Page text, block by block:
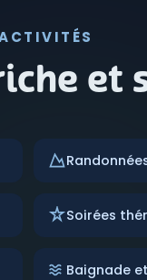
et
Soirées
Baignade